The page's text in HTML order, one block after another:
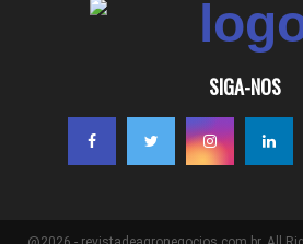
SIGA-NOS